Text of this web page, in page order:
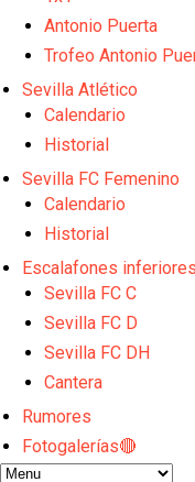
El Sevilla FC
Opinión | "Carta
El Sevilla oficializa
Miguel Sierra: La
Diomande ya es
Antonio Puerta
Trofeo Antonio
Sevilla Atlético
Calendario
Historial
Sevilla FC Femenino
Calendario
Historial
Escalafones inferiores
Sevilla FC C
Sevilla FC D
Sevilla FC DH
Cantera
Rumores
Fotogalerías🔴